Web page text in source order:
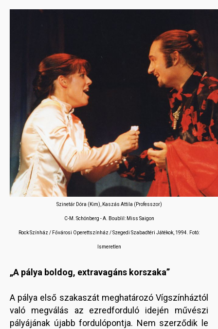
Szinetár Dóra (Kim), Kaszás Attila (Professzor)
C-M. Schönberg - A. Boublil: Miss Saigon
Rock Színház / Fővárosi Operettszínház / Szegedi Szabadtéri Játékok, 1994. Fotó:
Ismeretlen
„A pálya boldog, extravagáns korszaka”
A pálya első szakaszát meghatározó Vígszínháztól
való megválás az ezredforduló idején művészi
pályájának újabb fordulópontja. Nem szerződik le